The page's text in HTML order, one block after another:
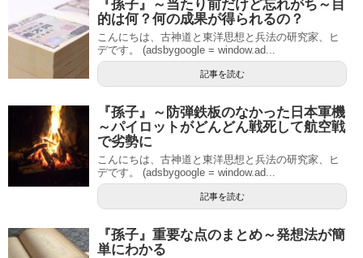
『孫子』～当たり前だけど忘れがち～目
的は何？何の成果が得られるの？
こんにちは、古神道と東洋思想と兵法の研究家、ヒ
デです。 (adsbygoogle = window.ad...
記事を読む
『孫子』～防弾鉄板のなかった日本軍機
～パイロットがどんどん戦死して航空戦
で劣勢に
こんにちは、古神道と東洋思想と兵法の研究家、ヒ
デです。 (adsbygoogle = window.ad...
記事を読む
『孫子』重要な点のまとめ～発想法が簡
単にわかる